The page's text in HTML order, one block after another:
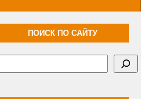
ПОИСК ПО САЙТУ